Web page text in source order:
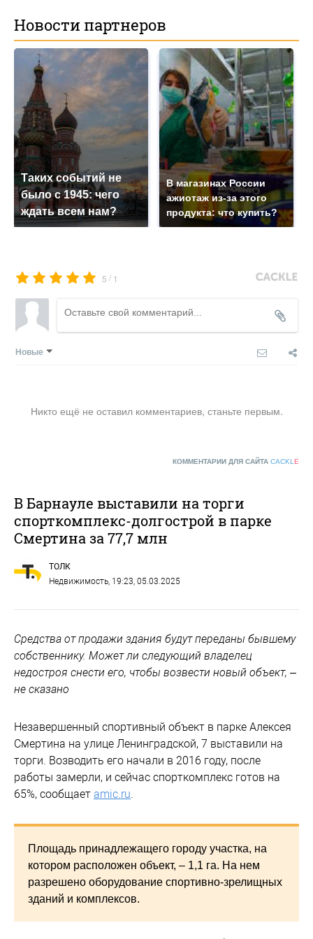
Новости партнеров
Таких событий не
было с 1945: чего
ждать всем нам?
В магазинах России
ажиотаж из-за этого
продукта: что купить?
5 / 1
Новые
Никто ещё не оставил комментариев, станьте первым.
КОММЕНТАРИИ ДЛЯ САЙТА CACKL E
В Барнауле выставили на торги
спорткомплекс-долгострой в парке
Смертина за 77,7 млн
ТОЛК
Недвижимость, 19:23, 05.03.2025
Средства от продажи здания будут переданы бывшему
собственнику. Может ли следующий владелец
недостроя снести его, чтобы возвести новый объект, –
не сказано
Незавершенный спортивный объект в парке Алексея
Смертина на улице Ленинградской, 7 выставили на
торги. Возводить его начали в 2016 году, после
работы замерли, и сейчас спорткомплекс готов на
65%, сообщает amic.ru.
Площадь принадлежащего городу участка, на
котором расположен объект, – 1,1 га. На нем
разрешено оборудование спортивно-зрелищных
зданий и комплексов.